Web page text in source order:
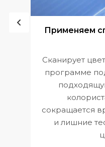
Применяем
Сканирует
программе
сокращается
и лишние